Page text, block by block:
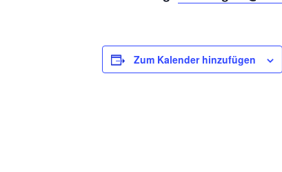
Zum Kalender hinzufügen